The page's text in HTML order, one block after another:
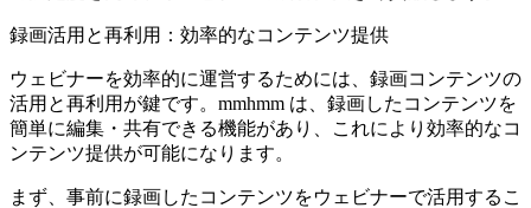
録画活用と再利用：効率的なコンテンツ提供
ウェビナーを効率的に運営するためには、録画コンテンツの
活用と再利用が鍵です。mmhmm は、録画したコンテンツを
簡単に編集・共有できる機能があり、これにより効率的なコ
ンテンツ提供が可能になります。
まず、事前に録画したコンテンツをウェビナーで活用するこ